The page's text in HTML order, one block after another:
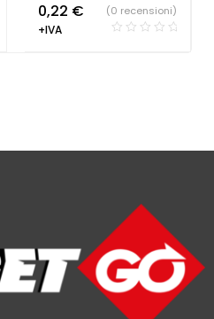
0,22 €
+IVA
(0 recensioni)